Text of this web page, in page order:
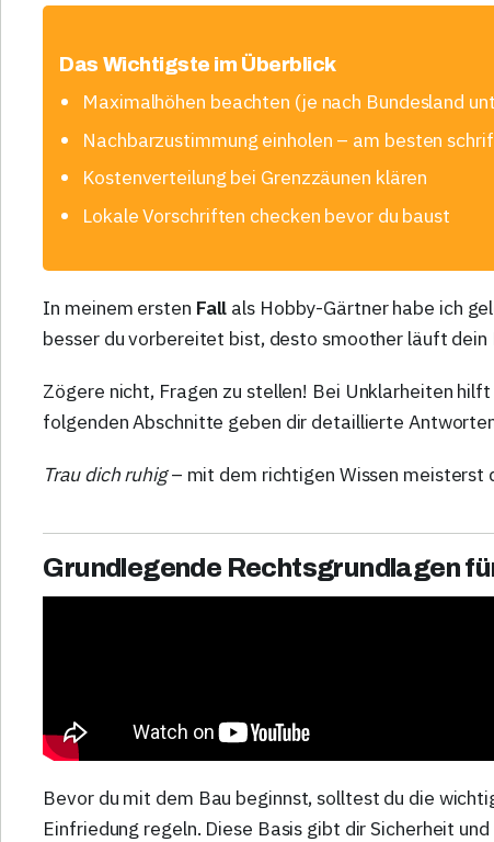
Das Wichtigste im Überblick
Maximalhöhen beachten (je nach Bundesland
Nachbarzustimmung einholen – am besten
Kostenverteilung bei Grenzzäunen klären
Lokale Vorschriften checken bevor du baust
In meinem ersten Fall als Hobby-Gärtner habe ich
besser du vorbereitet bist, desto smoother läuft dein
Zögere nicht, Fragen zu stellen! Bei Unklarheiten
folgenden Abschnitte geben dir detaillierte
Trau dich ruhig– mit dem richtigen Wissen meisterst
Grundlegende Rechtsgrundlagen
Bevor du mit dem Bau beginnst, solltest du die
Einfriedung regeln. Diese Basis gibt dir Sicherheit